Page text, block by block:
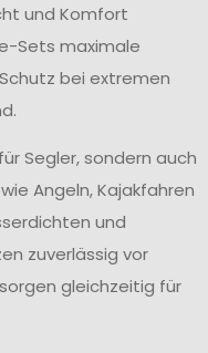
und Komfort
Sets maximale
bei extremen
Segler, sondern auch
Angeln, Kajakfahren
und
zuverlässig vor
gleichzeitig für